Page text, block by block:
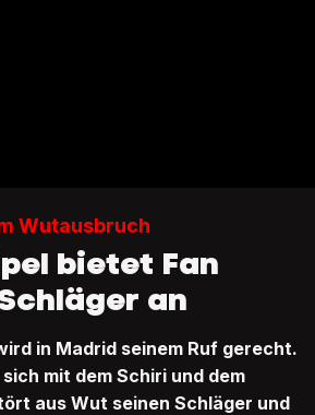
Wutausbruch
bietet Fan
an
in Madrid seinem Ruf gerecht.
mit dem Schiri und dem
aus Wut seinen Schläger und